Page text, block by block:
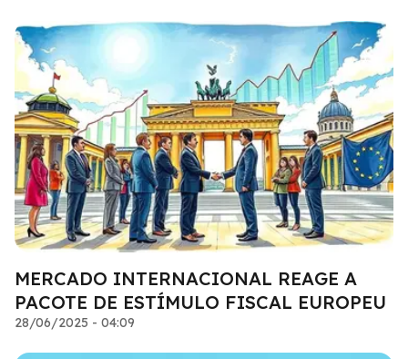
MERCADO INTERNACIONAL REAGE A
PACOTE DE ESTÍMULO FISCAL EUROPEU
28/06/2025 - 04:09